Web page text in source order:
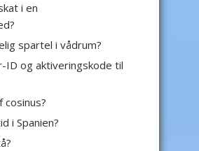
i en
spartel i vådrum?
og aktiveringskode til
cosinus?
i Spanien?